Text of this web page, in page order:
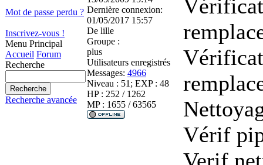
Mot de passe perdu ?
Inscrivez-vous !
Menu Principal
Accueil Forum
Recherche
Recherche avancée
Dernière connexion:
01/05/2017 15:57
De lille
Groupe :
plus
Utilisateurs enregistrés
Messages: 4966
Niveau : 51; EXP : 48
HP : 252 / 1262
MP : 1655 / 63565
Vérif